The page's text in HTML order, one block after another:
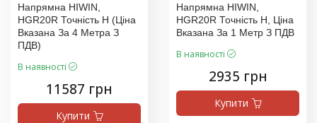
Напрямна HIWIN,
HGR20R Точність H (ціна
Вказана За 4 Метра З
ПДВ)
В наявності
11587 грн
Купити
Напрямна HIWIN,
HGR20R Точність H, Ціна
Вказана За 1 Метр З ПДВ
В наявності
2935 грн
Купити